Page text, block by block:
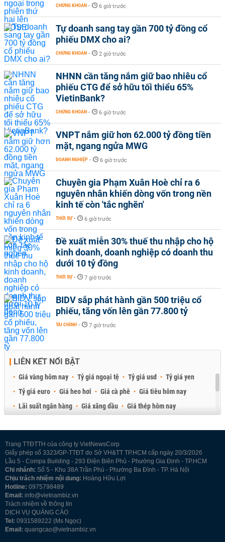
CHỨNG KHOÁN - 6 giờ trước
Tự doanh sang tay gần 700 tỷ đồng cổ
phiếu DMX cho ai?
CHỨNG KHOÁN - 2 giờ trước
NHNN cần tăng nắm giữ bao nhiêu cổ
phiếu CTG để sở hữu tối thiểu 65%
VietinBank?
CHỨNG KHOÁN - 6 giờ trước
VNPT nắm giữ hơn 62.000 tỷ đồng tiền
mặt, ngang ngửa MWG
DOANH NGHIỆP - 6 giờ trước
Chuyên gia Phạm Xuân Hoè chỉ ra 6
nguyên nhân khiến dòng vốn trong nền
kinh tế còn 'tắc nghẽn'
THỜI SỰ - 6 giờ trước
Đề xuất miễn 30% thuế thu nhập cho hộ
kinh doanh, doanh nghiệp có doanh thu
dưới 10 tỷ đồng
THỜI SỰ - 7 giờ trước
BIDV sắp phát hành gần 500 triệu cổ
phiếu, tăng vốn lên gần 77.800 tỷ
TÀI CHÍNH - 7 giờ trước
LIÊN KẾT NỔI BẬT
Giá vàng hôm nay Tỷ giá ngoại tệ Tỷ giá usd
Tỷ giá yen
Tỷ giá euro
Giá heo hơi Giá cà phê
Giá tiêu hôm nay
Lãi suất ngân hàng
Giá xăng dầu
Giá thép hôm nay
Trang TTĐTTH của công ty VietNewsCorp
Giấy phép số 3323/GP-TTĐT do Sở VH&TT TP.HCM cấp ngày 20/3/2026
Lầu 5 - Compa Building - 293 Điện Biên Phủ - Phường Gia Định - TP.HCM
Chi nhánh: Số 5 - Khu 38A Trần Phú - Phường Ba Đình - TP. Hà Nội
Chịu trách nhiệm nội dung: Hoàng Hữu Lợi
Hotline: 0975798489
Email: info@vietnambiz.vn
Trách nhiệm về thông tin
DỊCH VỤ QUẢNG CÁO
Tel: 0931589222 (Ms Ngọc)
Email: quangcao@vietnambiz.vn